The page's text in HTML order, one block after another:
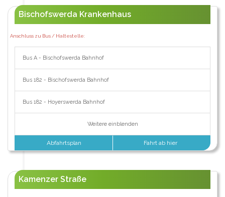
Bischofswerda Krankenhaus
Anschluss zu Bus / Haltestelle:
Bus A - Bischofswerda Bahnhof
Bus 182 - Bischofswerda Bahnhof
Bus 182 - Hoyerswerda Bahnhof
Weitere einblenden
Abfahrtsplan Fahrt ab hier
Kamenzer Straße